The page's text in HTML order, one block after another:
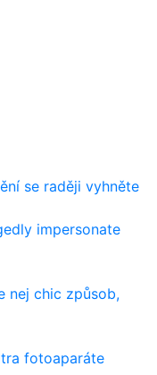
se raději vyhněte
impersonate
nej chic způsob,
fotoaparáte